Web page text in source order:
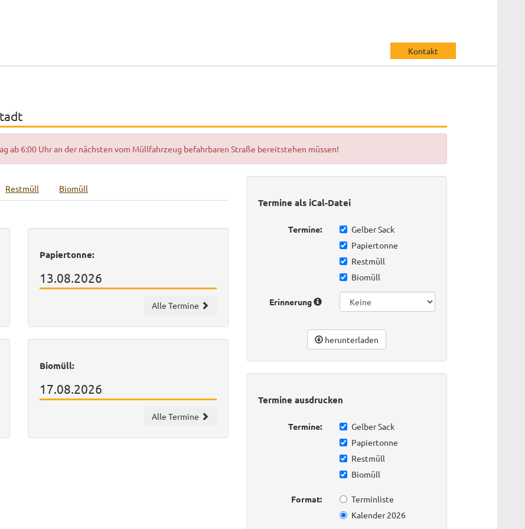
Kontakt
ab 6:00 Uhr an der nächsten vom Müllfahrzeug befahrbaren Straße bereitstehen müssen!
Restmüll Biomüll
Papiertonne:
13.08.2026
Alle Termine
Biomüll:
17.08.2026
Alle Termine
Termine als iCal-Datei
Termine:
Gelber Sack
Papiertonne
Restmüll
Biomüll
Erinnerung
herunterladen
Termine ausdrucken
Termine:
Gelber Sack
Papiertonne
Restmüll
Biomüll
Format:
Terminliste
Kalender 2026